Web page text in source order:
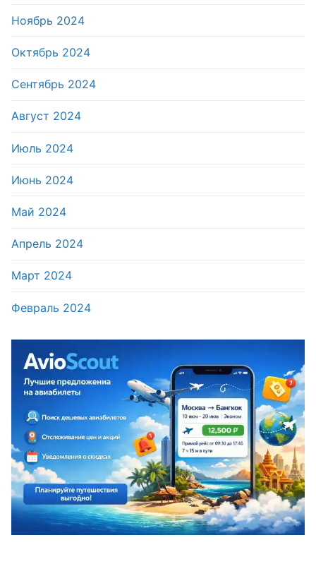
Ноябрь 2024
Октябрь 2024
Сентябрь 2024
Август 2024
Июль 2024
Июнь 2024
Май 2024
Апрель 2024
Март 2024
Февраль 2024